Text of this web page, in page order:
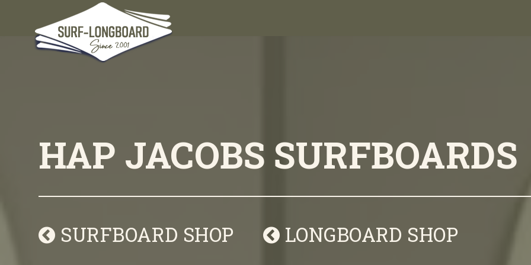
HAP JACOBS SURFBOARDS
SURFBOARD SHOP LONGBOARD SHOP